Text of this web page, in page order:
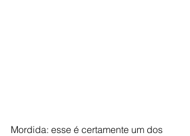
Mordida: esse é certamente um dos